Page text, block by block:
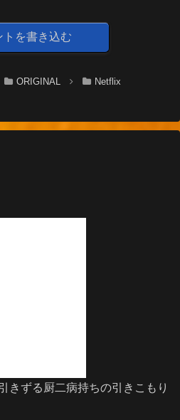
トを書き込む
ORIGINAL Netflix
きずる厨二病持ちの引きこもり